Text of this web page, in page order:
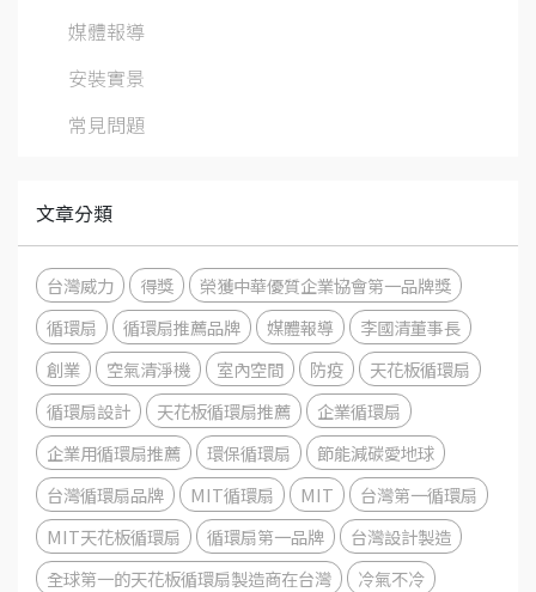
媒體報導
安裝實景
常見問題
文章分類
台灣威力 得獎
榮獲中華優質企業協會第一品牌獎
循環扇
循環扇推薦品牌 媒體報導
李國清董事長
創業
空氣清淨機 室內空間 防疫
天花板循環扇
循環扇設計
天花板循環扇推薦
企業循環扇
企業用循環扇推薦
環保循環扇
節能減碳愛地球
台灣循環扇品牌
MIT循環扇 MIT
台灣第一循環扇
MIT天花板循環扇
循環扇第一品牌
台灣設計製造
全球第一的天花板循環扇製造商在台灣
冷氣不冷